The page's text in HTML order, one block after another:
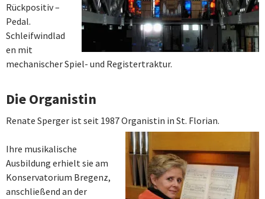
Rückpositiv –
Pedal.
Schleifwindlad
en mit
mechanischer Spiel- und Registertraktur.
Die Organistin
Renate Sperger ist seit 1987 Organistin in St. Florian.
Ihre musikalische
Ausbildung erhielt sie am
Konservatorium Bregenz,
anschließend an der